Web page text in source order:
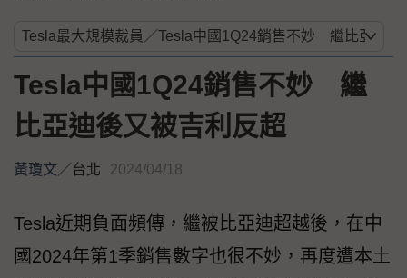
Tesla中國1Q24銷售不妙 繼
比亞迪後又被吉利反超
黃瓊文／台北 2024/04/18
Tesla近期負面頻傳，繼被比亞迪超越後，在中
國2024年第1季銷售數字也很不妙，再度遭本土